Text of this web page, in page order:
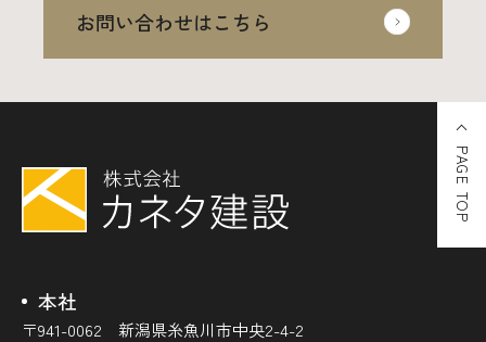
お問い合わせはこちら
本社
〒941-0062 新潟県糸魚川市中央2-4-2
PAGE TOP